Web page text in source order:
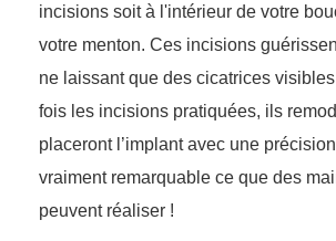
incisions soit à l'intérieur de votre
votre menton. Ces incisions
ne laissant que des cicatrices
fois les incisions pratiquées, ils
placeront l’implant avec une
vraiment remarquable ce que des
peuvent réaliser !